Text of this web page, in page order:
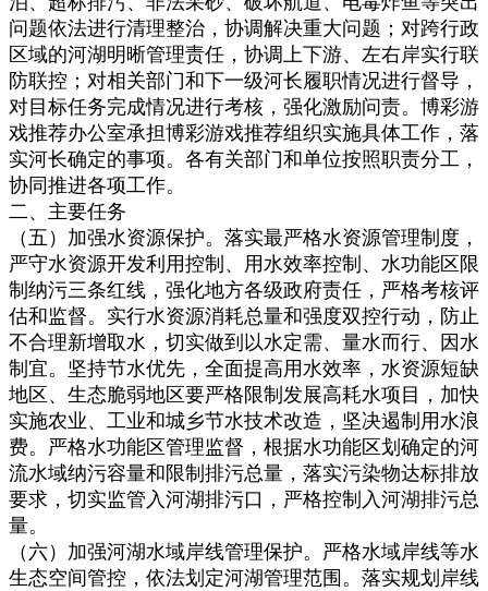
问题依法进行清理整治，协调解决重大问题；对跨行政
区域的河湖明晰管理责任，协调上下游、左右岸实行联
防联控；对相关部门和下一级河长履职情况进行督导，
对目标任务完成情况进行考核，强化激励问责。博彩游
戏推荐办公室承担博彩游戏推荐组织实施具体工作，落
实河长确定的事项。各有关部门和单位按照职责分工，
协同推进各项工作。
二、主要任务
（五）加强水资源保护。落实最严格水资源管理制度，
严守水资源开发利用控制、用水效率控制、水功能区限
制纳污三条红线，强化地方各级政府责任，严格考核评
估和监督。实行水资源消耗总量和强度双控行动，防止
不合理新增取水，切实做到以水定需、量水而行、因水
制宜。坚持节水优先，全面提高用水效率，水资源短缺
地区、生态脆弱地区要严格限制发展高耗水项目，加快
实施农业、工业和城乡节水技术改造，坚决遏制用水浪
费。严格水功能区管理监督，根据水功能区划确定的河
流水域纳污容量和限制排污总量，落实污染物达标排放
要求，切实监管入河湖排污口，严格控制入河湖排污总
量。
（六）加强河湖水域岸线管理保护。严格水域岸线等水
生态空间管控，依法划定河湖管理范围。落实规划岸线